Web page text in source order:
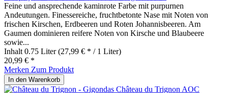
Feine und ansprechende kaminrote Farbe mit purpurnen
Andeutungen. Finessereiche, fruchtbetonte Nase mit Noten von
frischen Kirschen, Erdbeeren und Roten Johannisbeeren. Am
Gaumen dominieren reifere Noten von Kirsche und Blaubeere
sowie...
Inhalt 0.75 Liter(27,99 € * / 1 Liter)
20,99 € *
Merken Zum Produkt
In den Warenkorb